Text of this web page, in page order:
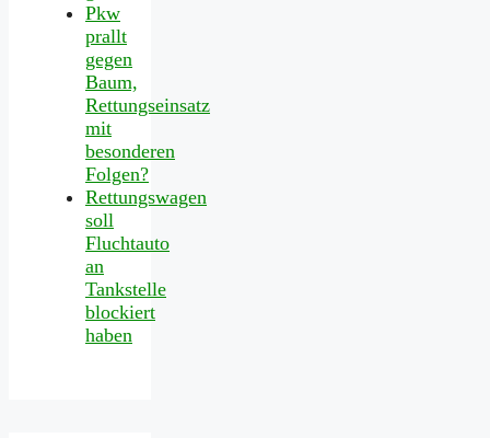
Pkw
prallt
gegen
Baum,
Rettungseinsatz
mit
besonderen
Folgen?
Rettungswagen
soll
Fluchtauto
an
Tankstelle
blockiert
haben